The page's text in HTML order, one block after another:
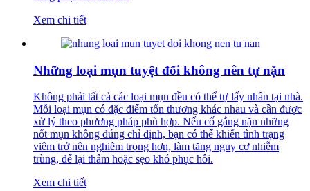
Xem chi tiết
Những loại mụn tuyệt đối không nên tự nặn
Không phải tất cả các loại mụn đều có thể tự lấy nhân tại nhà.
Mỗi loại mụn có đặc điểm tổn thương khác nhau và cần được
xử lý theo phương pháp phù hợp. Nếu cố gắng nặn những
nốt mụn không đúng chỉ định, bạn có thể khiến tình trạng
viêm trở nên nghiêm trọng hơn, làm tăng nguy cơ nhiễm
trùng, để lại thâm hoặc sẹo khó phục hồi.
Xem chi tiết